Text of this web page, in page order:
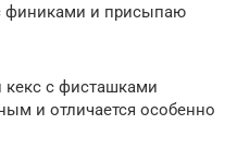
и присыпаю
кекс с фисташками
и отличается особенно